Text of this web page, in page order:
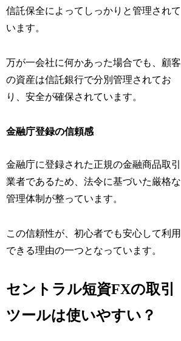
信託保全によってしっかりと管理されて
います。
万が一会社に何かあった場合でも、顧客
の資産は信託銀行で分別管理されてお
り、安全が確保されています。
金融庁登録の信頼感
金融庁に登録された正規の金融商品取引
業者であるため、法令に基づいた厳格な
管理体制が整っています。
この信頼性が、初心者でも安心して利用
できる理由の一つとなっています。
セントラル短資FXの取引
ツールは使いやすい？